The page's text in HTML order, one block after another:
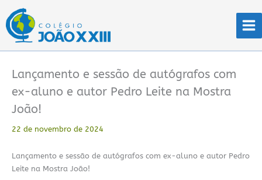
para
conteúdo
Lançamento e sessão de autógrafos com
ex-aluno e autor Pedro Leite na Mostra
João!
22 de novembro de 2024
Lançamento e sessão de autógrafos com ex-aluno e autor Pedro
Leite na Mostra João!